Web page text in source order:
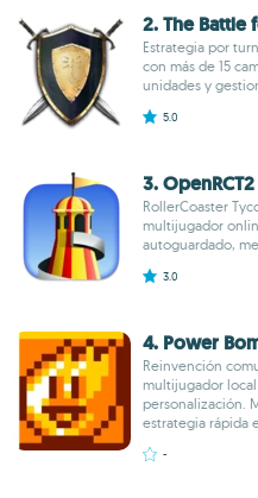
2. The Battle
Estrategia por
con más de 15
unidades y
5.0
3. OpenRCT2
RollerCoaster
multijugador
autoguardado,
3.0
4. Power
Reinvención
multijugador
personalización.
estrategia rápida
-